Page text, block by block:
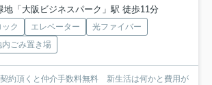
地「大阪ビジネスパーク」駅 徒歩11分
ク エレベーター
光ファイバー
内ごみ置き場
約頂くと仲介手数料無料 新生活は何かと費用が